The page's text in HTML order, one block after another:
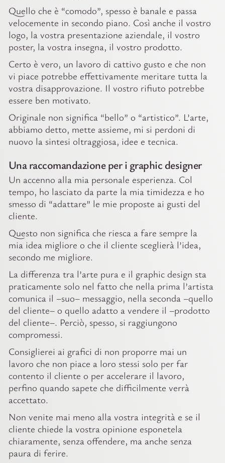
Quello che è “comodo”, spesso è banale e passa
velocemente in secondo piano. Così anche il vostro
logo, la vostra presentazione aziendale, il vostro
poster, la vostra insegna, il vostro prodotto.
Certo è vero, un lavoro di cattivo gusto e che non
vi piace potrebbe effettivamente meritare tutta la
vostra disapprovazione. Il vostro rifiuto potrebbe
essere ben motivato.
Originale non significa “bello” o “artistico”. L’arte,
abbiamo detto, mette assieme, mi si perdoni di
nuovo la sintesi oltraggiosa, idee e tecnica.
Una raccomandazione per i graphic designer
Un accenno alla mia personale esperienza. Col
tempo, ho lasciato da parte la mia timidezza e ho
smesso di “adattare” le mie proposte ai gusti del
cliente.
Questo non significa che riesca a fare sempre la
mia idea migliore o che il cliente sceglierà l’idea,
secondo me migliore.
La differenza tra l’arte pura e il graphic design sta
praticamente solo nel fatto che nella prima l’artista
comunica il –suo– messaggio, nella seconda –quello
del cliente– o quello adatto a vendere il –prodotto
del cliente–. Perciò, spesso, si raggiungono
compromessi.
Consiglierei ai grafici di non proporre mai un
lavoro che non piace a loro stessi solo per far
contento il cliente o per accelerare il lavoro,
perfino quando sapete che difficilmente verrà
accettato.
Non venite mai meno alla vostra integrità e se il
cliente chiede la vostra opinione esponetela
chiaramente, senza offendere, ma anche senza
paura di ferire.